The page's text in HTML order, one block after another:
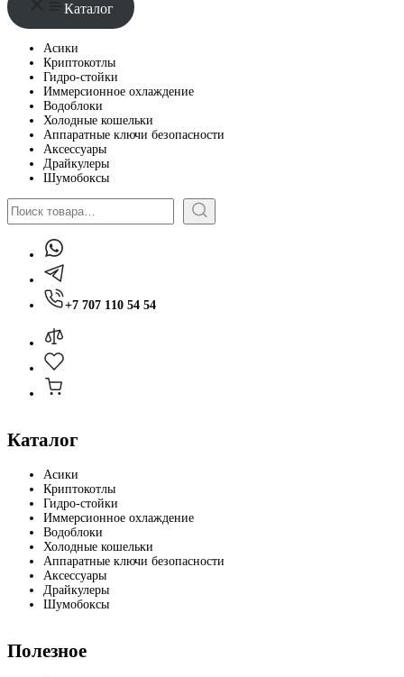
Каталог
Асики
Криптокотлы
Гидро-стойки
Иммерсионное охлаждение
Водоблоки
Холодные кошельки
Аппаратные ключи безопасности
Аксессуары
Драйкулеры
Шумобоксы
Поиск
+7 707 110 54 54
Каталог
Асики
Криптокотлы
Гидро-стойки
Иммерсионное охлаждение
Водоблоки
Холодные кошельки
Аппаратные ключи безопасности
Аксессуары
Драйкулеры
Шумобоксы
Полезное